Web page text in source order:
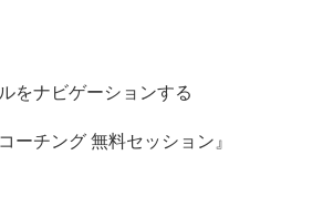
をナビゲーションする
ーチング 無料セッション』